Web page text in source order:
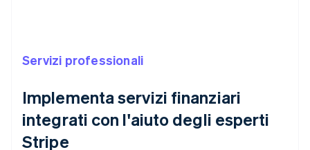
Servizi professionali
Implementa servizi finanziari
integrati con l'aiuto degli esperti
Stripe
Austria
Belgio
NederlandsFrançaisDeutschEnglish
Brasile
Português
Bulgaria